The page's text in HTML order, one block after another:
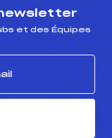
et des Équipes